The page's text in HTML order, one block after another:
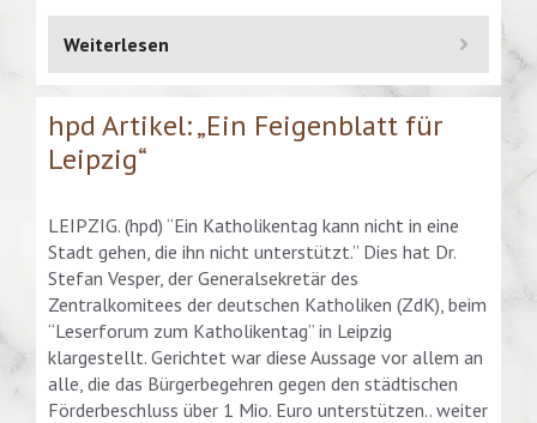
Weiterlesen
hpd Artikel: „Ein Feigenblatt für
Leipzig“
LEIPZIG. (hpd) “Ein Katholikentag kann nicht in eine
Stadt gehen, die ihn nicht unterstützt.” Dies hat Dr.
Stefan Vesper, der Generalsekretär des
Zentralkomitees der deutschen Katholiken (ZdK), beim
“Leserforum zum Katholikentag” in Leipzig
klargestellt. Gerichtet war diese Aussage vor allem an
alle, die das Bürgerbegehren gegen den städtischen
Förderbeschluss über 1 Mio. Euro unterstützen.. weiter